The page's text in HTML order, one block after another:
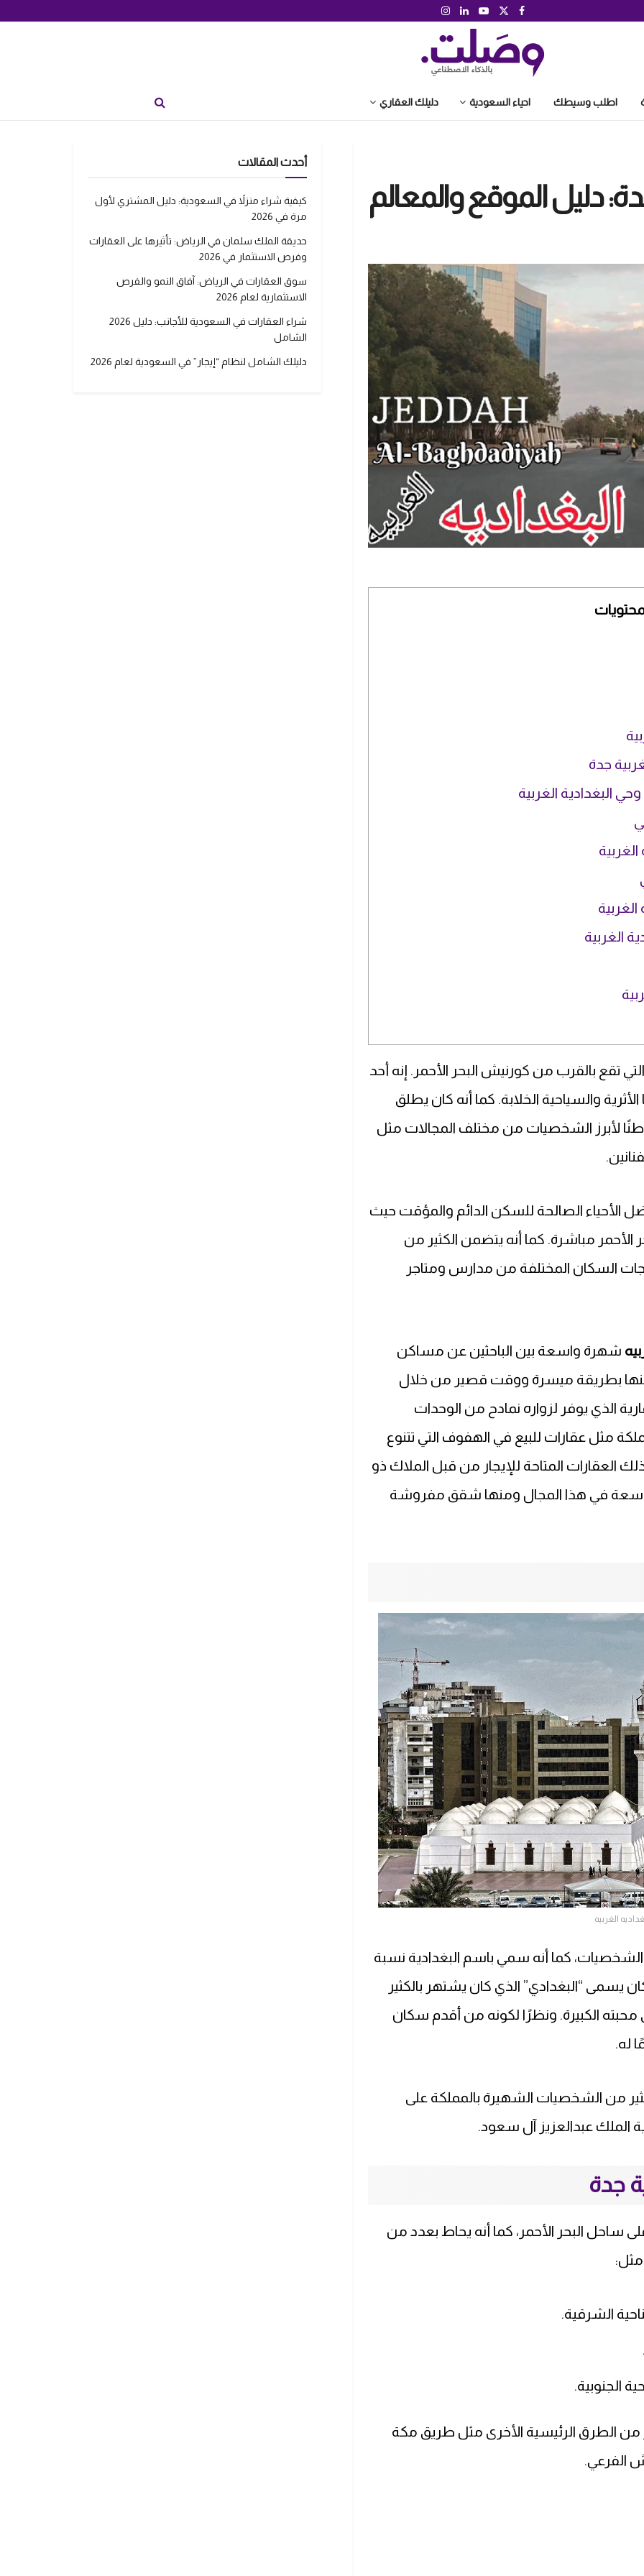
اطلب وسيطك احياء السعودية دليلك العقاري
دليل الموقع والمعالم
جدة
البغدادية الغربية
الغربية
تقع بالقرب من كورنيش البحر الأحمر. إنه أحد
والسياحية الخلابة. كما أنه كان يطلق
لأبرز الشخصيات من مختلف المجالات مثل
الأحياء الصالحة للسكن الدائم والمؤقت حيث
الأحمر مباشرة. كما أنه يتضمن الكثير من
السكان المختلفة من مدارس ومتاجر
شهرة واسعة بين الباحثين عن مساكن
منها بطريقة ميسرة ووقت قصير من خلال
الذي يوفر لزواره نمادح من الوحدات
مثل عقارات للبيع في الهفوف التي تتنوع
العقارات المتاحة للإيجار من قبل الملاك ذو
في هذا المجال ومنها شقق مفروشة
الغربيه
الشخصيات، كما أنه سمي باسم البغدادية نسبة
يسمى “البغدادي” الذي كان يشتهر بالكثير
الكبيرة. ونظرًا لكونه من أقدم سكان
له.
من الشخصيات الشهيرة بالمملكة على
الملك عبدالعزيز آل سعود.
جدة
ساحل البحر الأحمر، كما أنه يحاط بعدد من
مثل:
الشرقية.
الجنوبية.
من الطرق الرئيسية الأخرى مثل طريق مكة
أحدث المقالات
كيفية شراء منزلاً في السعودية: دليل المشتري لأول
مرة في 2026
حديقة الملك سلمان في الرياض: تأثيرها على العقارات
وفرص الاستثمار في 2026
سوق العقارات في الرياض: آفاق النمو والفرص
الاستثمارية لعام 2026
شراء العقارات في السعودية للأجانب: دليل 2026
الشامل
دليلك الشامل لنظام “إيجار” في السعودية لعام 2026